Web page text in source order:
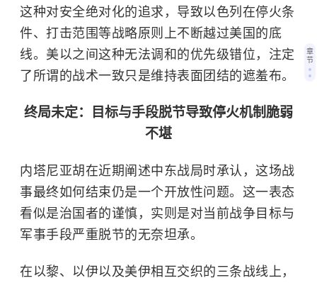
这种对安全绝对化的追求，导致以色列在停火条
件、打击范围等战略原则上不断越过美国的底
线。美以之间这种无法调和的优先级错位，注定
了所谓的战术一致只是维持表面团结的遮羞布。
终局未定：目标与手段脱节导致停火机制脆弱
不堪
内塔尼亚胡在近期阐述中东战局时承认，这场战
事最终如何结束仍是一个开放性问题。这一表态
看似是治国者的谨慎，实则是对当前战争目标与
军事手段严重脱节的无奈坦承。
在以黎、以伊以及美伊相互交织的三条战线上，
章
节